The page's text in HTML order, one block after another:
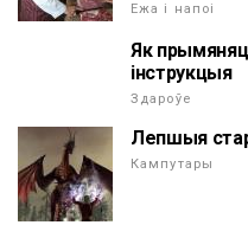
Ежа і напоі
Як
інструкцыя
Здароўе
Лепшыя
Кампутары